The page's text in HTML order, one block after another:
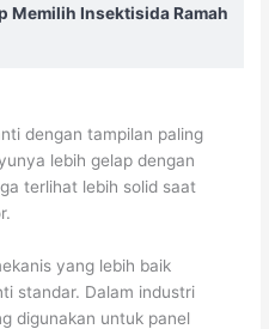
Memilih Insektisida Ramah
dengan tampilan paling
lebih gelap dengan
terlihat lebih solid saat
yang lebih baik
standar. Dalam industri
digunakan untuk panel